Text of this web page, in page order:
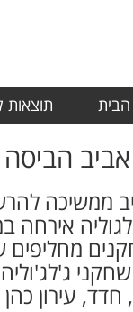
תוצאות
0-12 את ג'לג'וליה
ג'לג'וליה
חדד, עירון